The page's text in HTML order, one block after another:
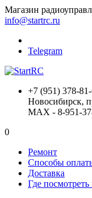
Магазин
info@startrc.ru
Telegram
+7 (951) 378-81-
Новосибирск,
MAX - 8-951-
0
Ремонт
Способы
Доставка
Где посмотреть